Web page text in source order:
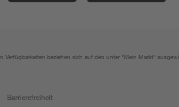
beziehen sich auf den unter "Mein Markt"
Barrierefreiheit